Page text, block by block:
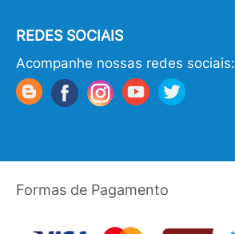
REDES SOCIAIS
Acompanhe nossas redes sociais:
Formas de Pagamento